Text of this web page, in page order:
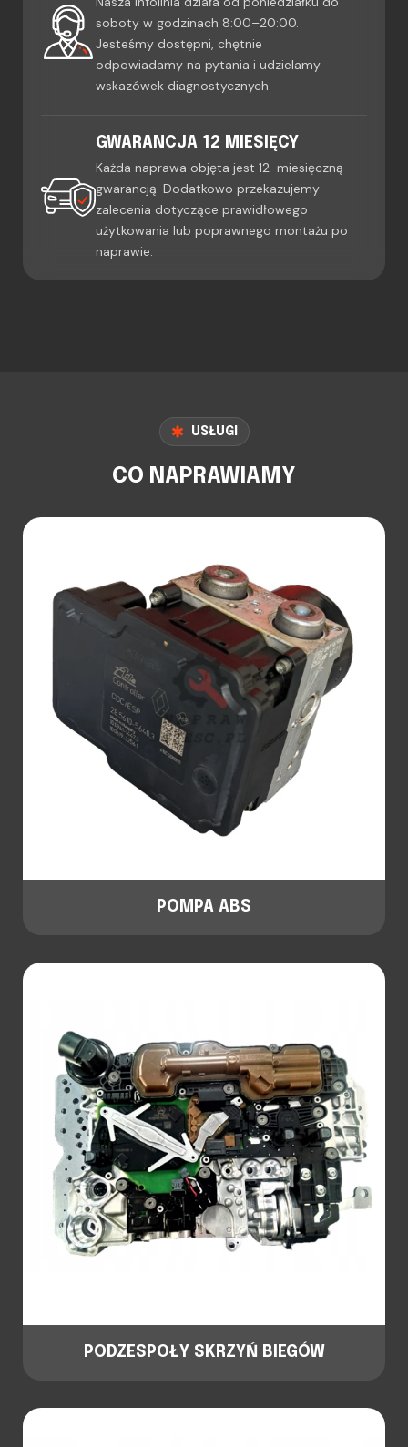
soboty w godzinach 8:00–20:00.
Jesteśmy dostępni, chętnie
odpowiadamy na pytania i udzielamy
wskazówek diagnostycznych.
GWARANCJA 12 MIESIĘCY
Każda naprawa objęta jest 12-miesięczną
gwarancją. Dodatkowo przekazujemy
zalecenia dotyczące prawidłowego
użytkowania lub poprawnego montażu po
naprawie.
USŁUGI
CO NAPRAWIAMY
POMPA ABS
PODZESPOŁY SKRZYŃ BIEGÓW